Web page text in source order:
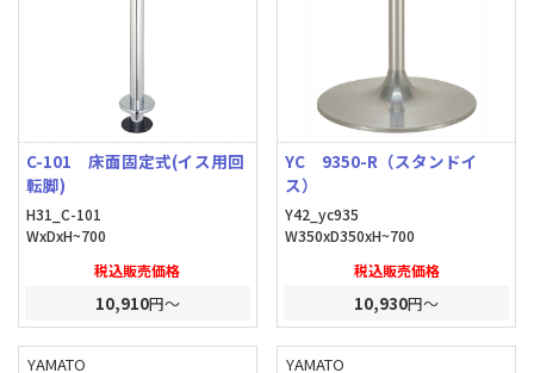
C-101 床面固定式(イス用回
転脚)
H31_C-101
WxDxH~700
税込販売価格
10,910円～
YC 9350-R（スタンドイ
ス）
Y42_yc935
W350xD350xH~700
税込販売価格
10,930円～
YAMATO YAMATO